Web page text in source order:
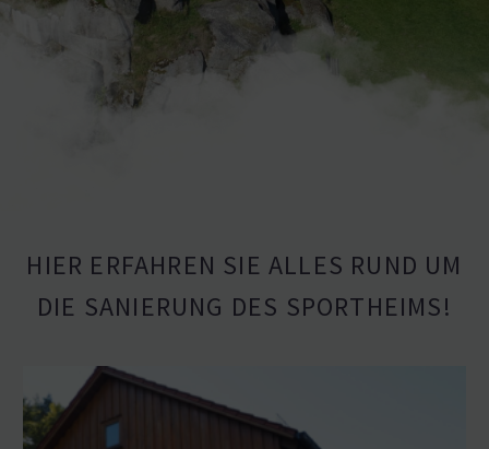
HIER ERFAHREN SIE ALLES RUND UM
DIE SANIERUNG DES SPORTHEIMS!